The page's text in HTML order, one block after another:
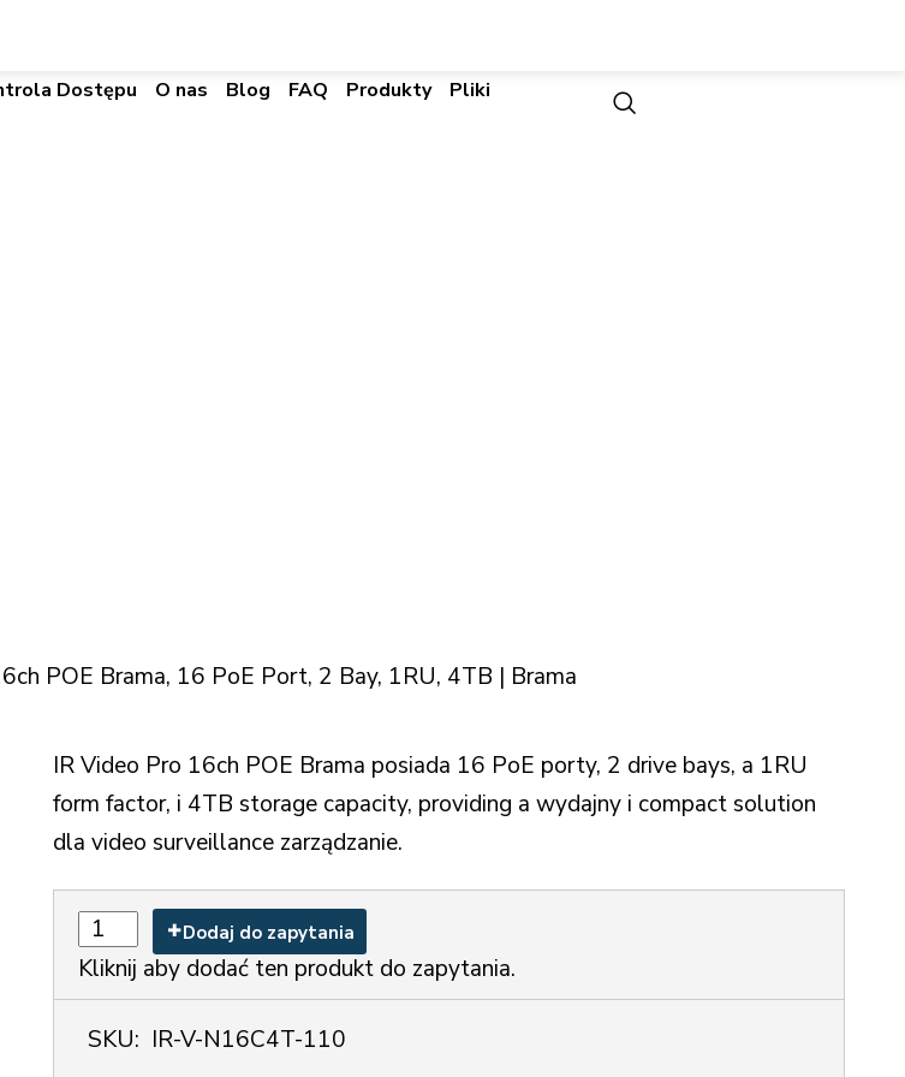
Dostępu O nas Blog FAQ Produkty
Pliki
POE Brama, 16 PoE Port, 2 Bay, 1RU, 4TB | Brama
IR Video Pro 16ch POE Brama posiada 16 PoE porty, 2 drive bays, a 1RU
form factor, i 4TB storage capacity, providing a wydajny i compact solution
dla video surveillance zarządzanie.
Dodaj do zapytania
Kliknij aby dodać ten produkt do zapytania.
SKU: IR-V-N16C4T-110